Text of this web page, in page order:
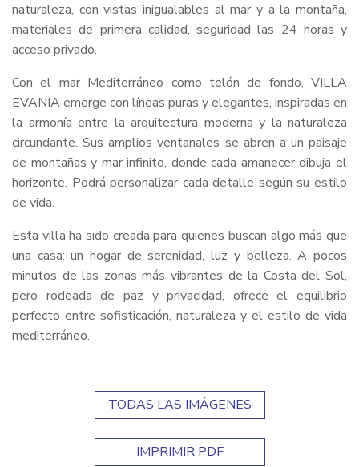
naturaleza, con vistas inigualables al mar y a la montaña,
materiales de primera calidad, seguridad las 24 horas y
acceso privado.
Con el mar Mediterráneo como telón de fondo, VILLA
EVANIAemerge con líneas puras y elegantes, inspiradas en
la armonía entre la arquitectura moderna y la naturaleza
circundante. Sus amplios ventanales se abren a un paisaje
de montañas y mar infinito, donde cada amanecer dibuja el
horizonte. Podrá personalizar cada detalle según su estilo
de vida.
Esta villa ha sido creada para quienes buscan algo más que
una casa: un hogar de serenidad, luz y belleza. A pocos
minutos de las zonas más vibrantes de la Costa del Sol,
pero rodeada de paz y privacidad, ofrece el equilibrio
perfecto entre sofisticación, naturaleza y el estilo de vida
mediterráneo.
TODAS LAS IMÁGENES
IMPRIMIR PDF